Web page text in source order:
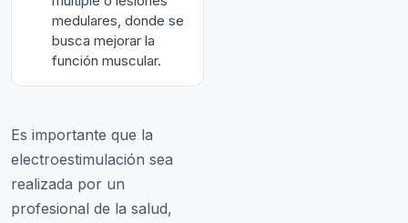
medulares, donde se
busca mejorar la
función muscular.
Es importante que la
electroestimulación sea
realizada por un
profesional de la salud,